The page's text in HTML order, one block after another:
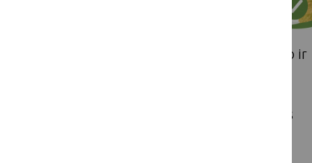
Patvirtintas Lietuvos žemės ūkio ir
paramos veiklos srities „Lietuvos